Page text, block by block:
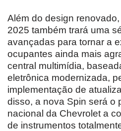
Além do design
2025 também trará uma
avançadas para tornar a
ocupantes ainda mais
central multimídia,
eletrônica modernizada,
implementação de
disso, a nova Spin será o
nacional da Chevrolet a
de instrumentos